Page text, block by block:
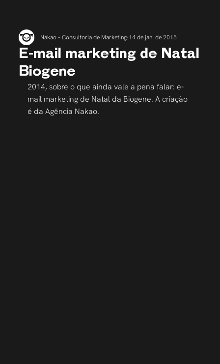
E-mail marketing de Natal
Biogene
Nakao – Consultoria de Marketing 14 de jan. de 2015
2014, sobre o que ainda vale a pena falar: e-
mail marketing de Natal da Biogene. A criação
é da Agência Nakao.